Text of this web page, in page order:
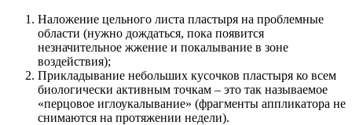
Наложение цельного листа пластыря на проблемные
области (нужно дождаться, пока появится
незначительное жжение и покалывание в зоне
воздействия);
Прикладывание небольших кусочков пластыря ко всем
биологически активным точкам – это так называемое
«перцовое иглоукалывание» (фрагменты аппликатора не
снимаются на протяжении недели).